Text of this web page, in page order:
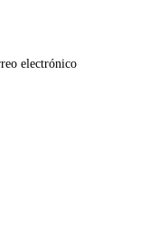
electrónico